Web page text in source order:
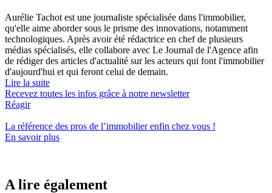
Aurélie Tachot est une journaliste spécialisée dans l'immobilier,
qu'elle aime aborder sous le prisme des innovations, notamment
technologiques. Après avoir été rédactrice en chef de plusieurs
médias spécialisés, elle collabore avec Le Journal de l'Agence afin
de rédiger des articles d'actualité sur les acteurs qui font l'immobilier
d'aujourd'hui et qui feront celui de demain.
Lire la suite
Recevez toutes les infos grâce à notre newsletter
Réagir
La référence des pros de l’immobilierenfin chez vous !
En savoir plus
A lire également